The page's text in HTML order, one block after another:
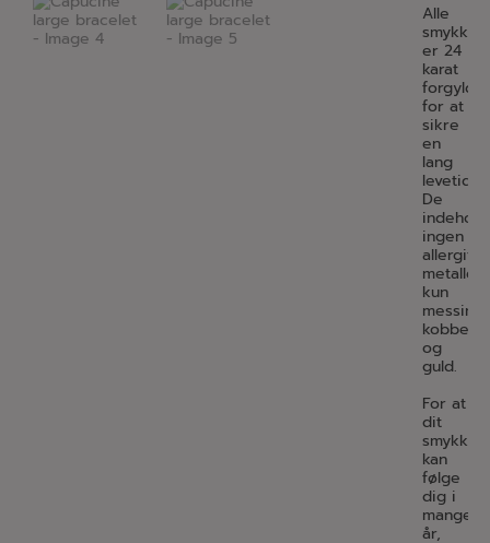
Alle
smykker
er 24
karat
forgyldt
for at
sikre
en
lang
levetid.
De
ingen
metaller,
kun
messing,
kobber
og
guld.
For at
dit
smykke
kan
følge
dig i
mange
år,